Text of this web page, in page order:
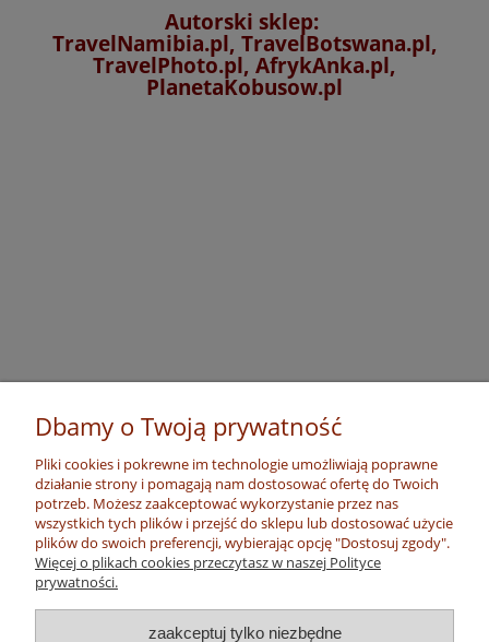
Autorski sklep:
TravelNamibia.pl, TravelBotswana.pl,
TravelPhoto.pl, AfrykAnka.pl,
PlanetaKobusow.pl
Dbamy o Twoją prywatność
Pliki cookies i pokrewne im technologie umożliwiają poprawne
działanie strony i pomagają nam dostosować ofertę do Twoich
potrzeb. Możesz zaakceptować wykorzystanie przez nas
wszystkich tych plików i przejść do sklepu lub dostosować użycie
plików do swoich preferencji, wybierając opcję "Dostosuj zgody".
Więcej o plikach cookies przeczytasz w naszej Polityce
prywatności.
zaakceptuj tylko niezbędne